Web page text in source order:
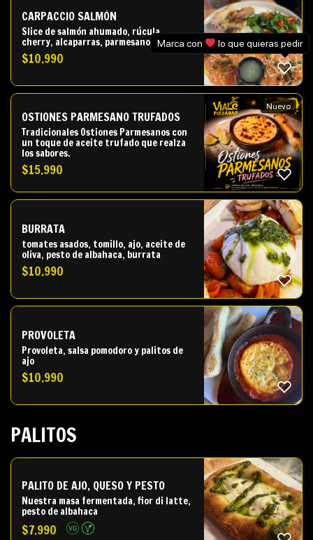
CARPACCIO SALMÓN
Slice de salmón ahumado, rúcula,
cherry, alcaparras, parmesano
$10.990
OSTIONES PARMESANO TRUFADOS
Tradicionales Ostiones Parmesanos con
un toque de aceite trufado que realza
los sabores.
$15.990
Nuevo
BURRATA
tomates asados, tomillo, ajo, aceite de
oliva, pesto de albahaca, burrata
$10.990
PROVOLETA
Provoleta, salsa pomodoro y palitos de
ajo
$10.990
PALITOS
PALITO DE AJO, QUESO Y PESTO
Nuestra masa fermentada, fior di latte,
pesto de albahaca
$7.990
Marca con lo que quieras pedir